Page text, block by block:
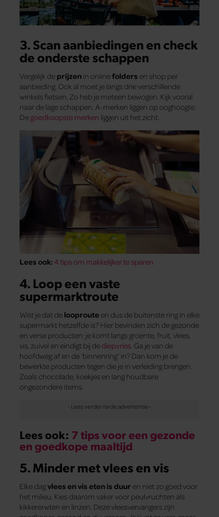
3. Scan aanbiedingen en check
de onderste schappen
Vergelijk de prijzen in onlinefolders en shop per
aanbieding. Ook al moet je langs drie verschillende
winkels fietsen. Zo heb je meteen bewogen. Kijk vooral
naar de lage schappen. A-merken liggen op ooghoogte.
Degoedkoopste merken liggen uit het zicht.
Lees ook: 4 tips om makkelijker te sparen
4. Loop een vaste
supermarktroute
Wist je dat de looproute en dus de buitenste ring in elke
supermarkt hetzelfde is? Hier bevinden zich de gezonde
en verse producten: je komt langs groente, fruit, vlees,
vis, zuivel en eindigt bij dediepvries . Ga je van de
hoofdweg af en de ‘binnenring’ in? Dan kom je de
bewerkte producten tegen die je in verleiding brengen.
Zoals chocolade, koekjes en lang houdbare
ongezondere items.
Lees ook: 7 tips voor een gezonde
en goedkope maaltijd
5. Minder met vlees en vis
Elke dagvlees en vis eten is duur en niet zo goed voor
het milieu. Kies daarom vaker voor peulvruchten als
kikkererwten en linzen. Deze vleesvervangers zijn